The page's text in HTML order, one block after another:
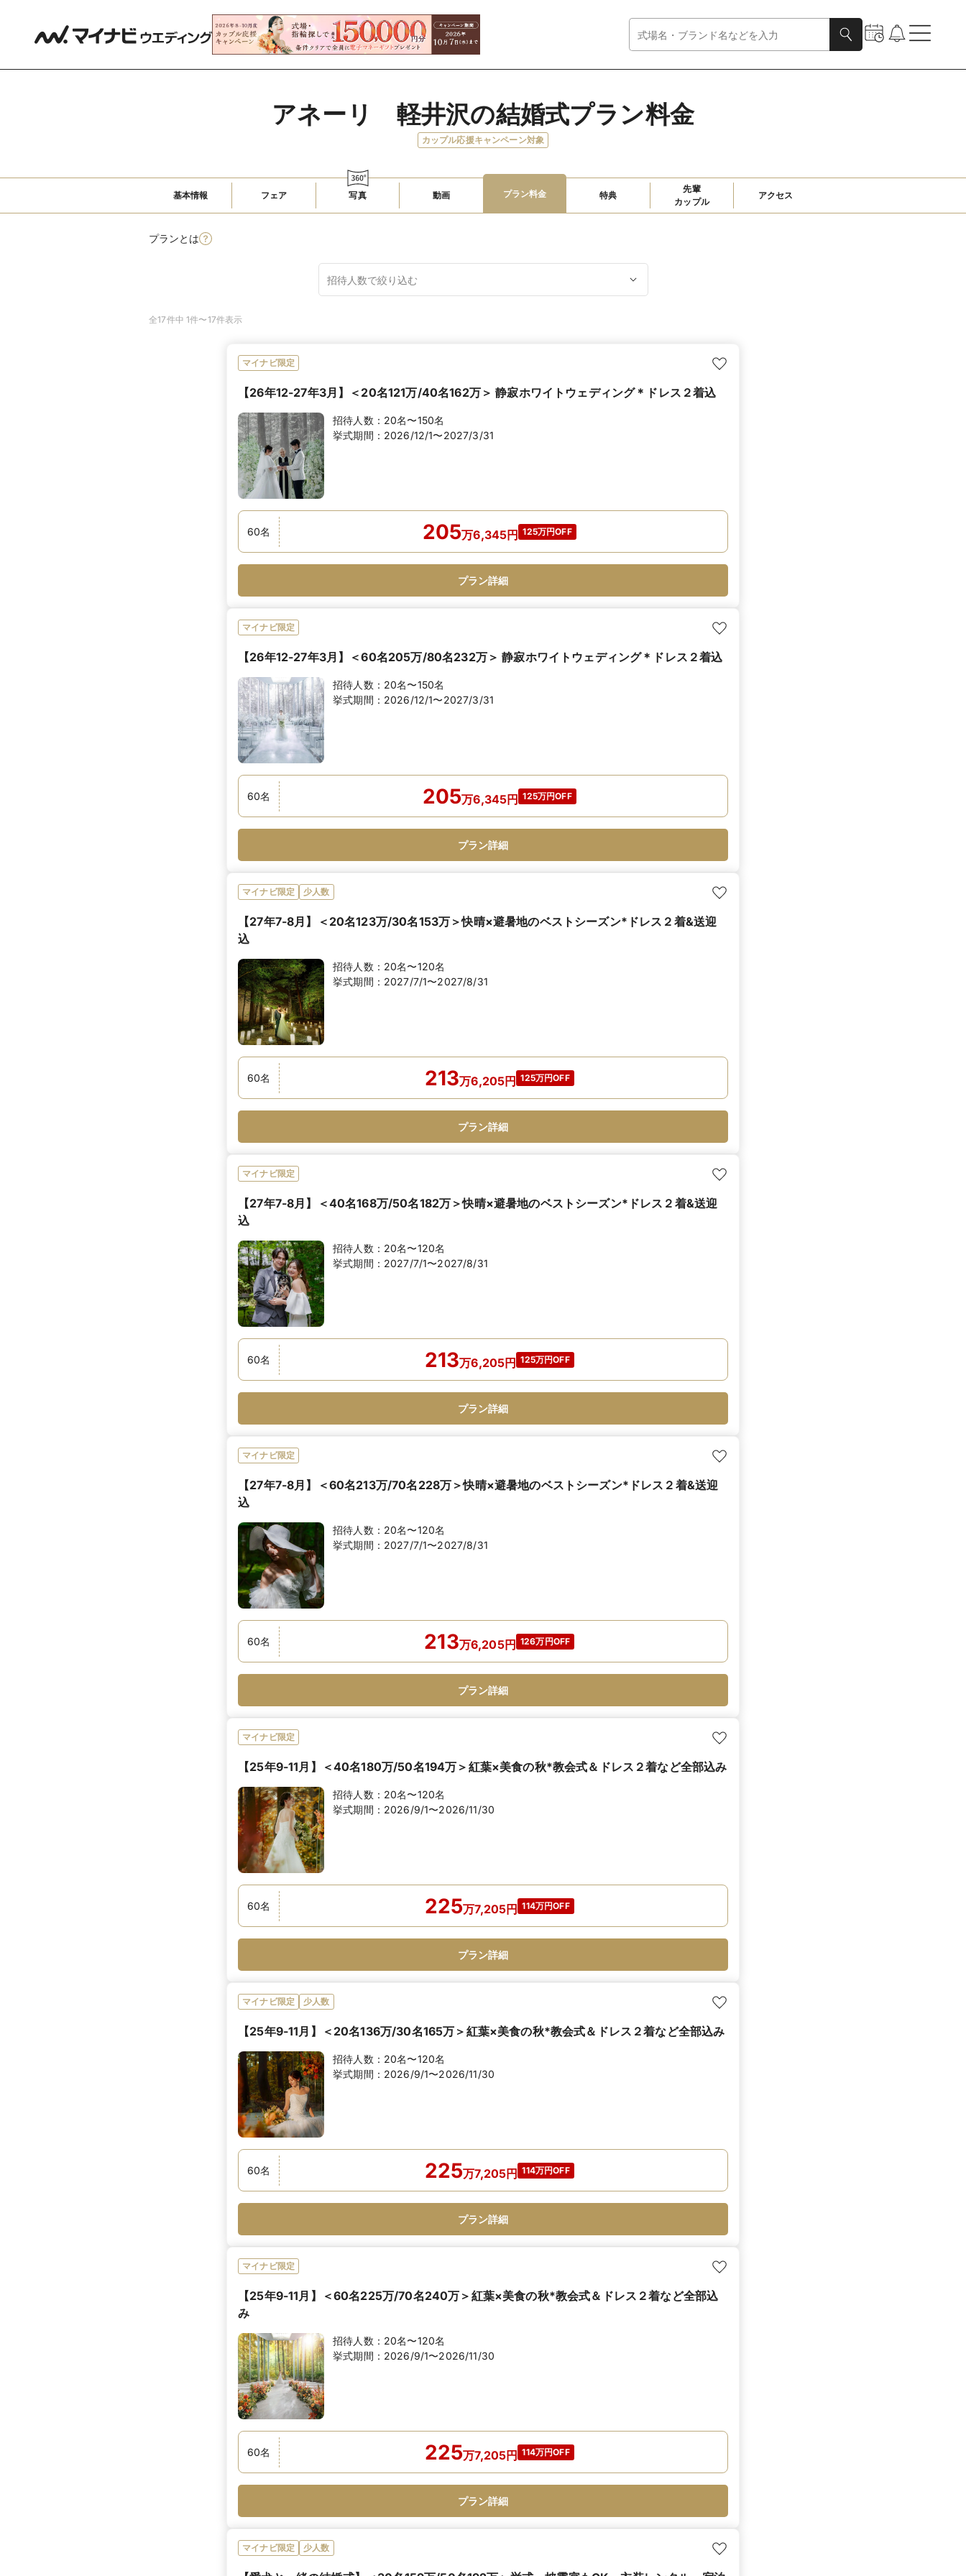
アネーリ　軽井沢の結婚式プラン料金
カップル応援キャンペーン対象
基本情報 フェア 写真 動画 プラン料金 特典
先輩
カップル
アクセス
プランとは
全17件中 1件〜17件表示
マイナビ限定
【26年12-27年3月】＜20名121万/40名162万＞ 静寂ホワイトウェディング＊ドレス２着込
招待人数： 20名〜150名
挙式期間： 2026/12/1〜2027/3/31
60名 205万6,345円 125万円OFF
プラン詳細
マイナビ限定
【26年12-27年3月】＜60名205万/80名232万＞ 静寂ホワイトウェディング＊ドレス２着込
招待人数： 20名〜150名
挙式期間： 2026/12/1〜2027/3/31
60名 205万6,345円 125万円OFF
プラン詳細
マイナビ限定 少人数
【27年7-8月】＜20名123万/30名153万＞快晴×避暑地のベストシーズン*ドレス２着&送迎
込
招待人数： 20名〜120名
挙式期間： 2027/7/1〜2027/8/31
60名 213万6,205円 125万円OFF
プラン詳細
マイナビ限定
【27年7-8月】＜40名168万/50名182万＞快晴×避暑地のベストシーズン*ドレス２着&送迎
込
招待人数： 20名〜120名
挙式期間： 2027/7/1〜2027/8/31
60名 213万6,205円 125万円OFF
プラン詳細
マイナビ限定
【27年7-8月】＜60名213万/70名228万＞快晴×避暑地のベストシーズン*ドレス２着&送迎
込
招待人数： 20名〜120名
挙式期間： 2027/7/1〜2027/8/31
60名 213万6,205円 126万円OFF
プラン詳細
マイナビ限定
【25年9-11月】＜40名180万/50名194万＞紅葉×美食の秋*教会式＆ドレス２着など全部込み
招待人数： 20名〜120名
挙式期間： 2026/9/1〜2026/11/30
60名 225万7,205円 114万円OFF
プラン詳細
マイナビ限定 少人数
【25年9-11月】＜20名136万/30名165万＞紅葉×美食の秋*教会式＆ドレス２着など全部込み
招待人数： 20名〜120名
挙式期間： 2026/9/1〜2026/11/30
60名 225万7,205円 114万円OFF
プラン詳細
マイナビ限定
【25年9-11月】＜60名225万/70名240万＞紅葉×美食の秋*教会式＆ドレス２着など全部込
み
招待人数： 20名〜120名
挙式期間： 2026/9/1〜2026/11/30
60名 225万7,205円 114万円OFF
プラン詳細
マイナビ限定 少人数